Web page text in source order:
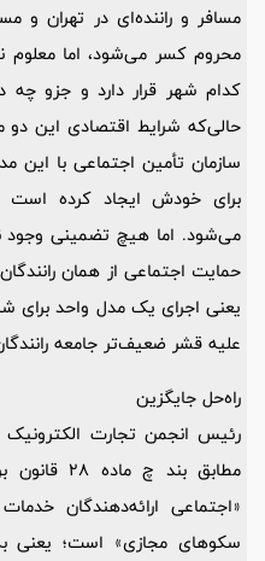
مسافر و راننده‌ای در تهران و
محروم کسر می‌شود، اما
کدام شهر قرار دارد و جزو
حالی‌که شرایط اقتصادی این دو
سازمان تأمین اجتماعی با این
برای خودش ایجاد کرده است
می‌شود. اما هیچ تضمینی وجود
حمایت اجتماعی از همان
یعنی اجرای یک مدل واحد برای
علیه قشر ضعیف‌تر جامعه
راه‌حل جایگزین
رئیس انجمن تجارت الکترونیک
مطابق
«اجتماعی ارائه‌دهندگان
سکوهای مجازی» است؛ یعنی